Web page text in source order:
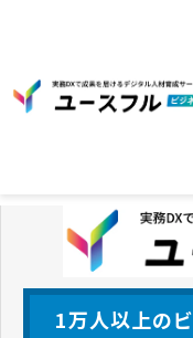
サービス一覧
選ばれる理由
1万人以上の